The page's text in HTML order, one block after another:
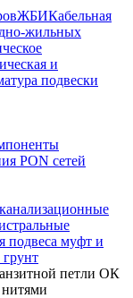
ЖБИКабельная
жильных
и
подвески
PON сетей
подвеса муфт и
петли ОК